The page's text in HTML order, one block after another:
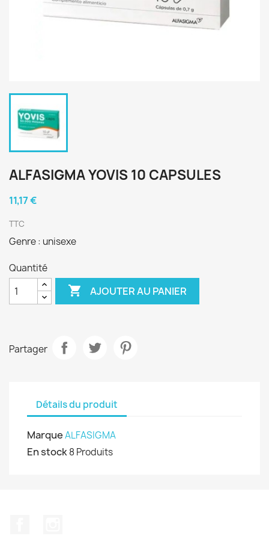
ALFASIGMA YOVIS 10 CAPSULES
11,17 €
TTC
Genre : unisexe
Quantité
 AJOUTER AU PANIER
Partager
Détails du produit
MarqueALFASIGMA
En stock8 Produits